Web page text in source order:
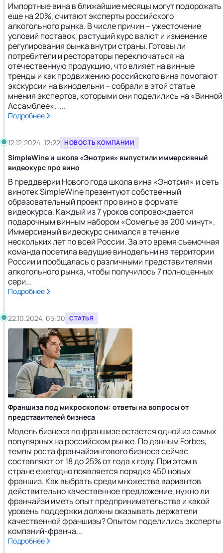
Импортные вина в ближайшие месяцы могут подорожать
еще на 20%, считают эксперты российского
алкогольного рынка. В числе причин – ужесточение
условий поставок, растущий курс валют и изменение
регулирования рынка внутри страны. Готовы ли
потребители и рестораторы переключаться на
отечественную продукцию, что влияет на винные
тренды и как продвижению российского вина помогают
экскурсии на винодельни – собрали в этой статье
мнения экспертов, которыми они поделились на «Винной
Ассамблее». ...
Подробнее
12.12.2024, 12:22 НОВОСТЬ КОМПАНИИ
SimpleWine и школа «Энотрия» выпустили иммерсивный
видеокурс про вино
В преддверии Нового года школа вина «Энотрия» и сеть
винотек SimpleWine презентуют собственный
образовательный проект про вино в формате
видеокурса. Каждый из 7 уроков сопровождается
подарочным винным набором «Сомелье за 200 минут».
Иммерсивный видеокурс снимался в течение
нескольких лет по всей России. За это время съемочная
команда посетила ведущие винодельни на территории
России и пообщалась с различными представителями
алкогольного рынка, чтобы получилось 7 полноценных
сери...
Подробнее
22.10.2024, 05:00 СТАТЬЯ
Франшиза под микроскопом: ответы на вопросы от
представителей бизнеса
Модель бизнеса по франшизе остается одной из самых
популярных на российском рынке. По данным Forbes,
темпы роста франчайзингового бизнеса сейчас
составляют от 18 до 25% от года к году. При этом в
стране ежегодно появляется порядка 450 новых
франшиз. Как выбрать среди множества вариантов
действительно качественное предложение, нужно ли
франчайзи иметь опыт предпринимательства и какой
уровень поддержки должны оказывать держатели
качественной франшизы? Опытом поделились эксперты
компаний-франча...
Подробнее